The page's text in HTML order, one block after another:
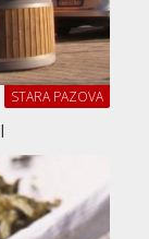
STARA PAZOVA